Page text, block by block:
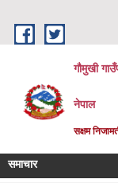
गौमुखी
नेपाल
सक्षम
समाचार